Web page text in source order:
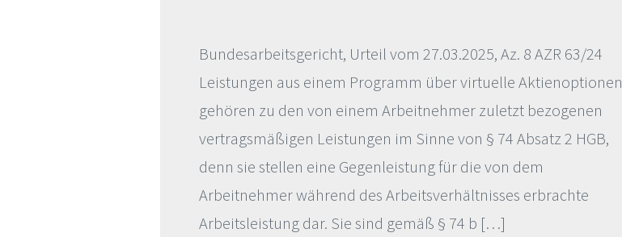
Bundesarbeitsgericht, Urteil vom 27.03.2025, Az. 8 AZR 63/24
Leistungen aus einem Programm über virtuelle Aktienoptionen
gehören zu den von einem Arbeitnehmer zuletzt bezogenen
vertragsmäßigen Leistungen im Sinne von § 74 Absatz 2 HGB,
denn sie stellen eine Gegenleistung für die von dem
Arbeitnehmer während des Arbeitsverhältnisses erbrachte
Arbeitsleistung dar. Sie sind gemäß § 74 b […]